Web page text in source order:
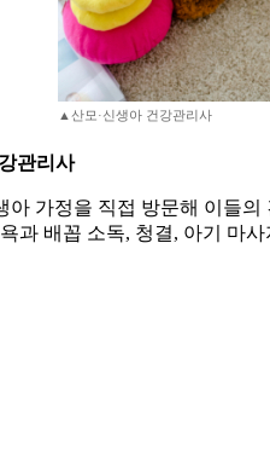
▲산모·신생아 건강관리사
관리사
아 가정을 직접 방문해 이들
과 배꼽 소독, 청결, 아기 마